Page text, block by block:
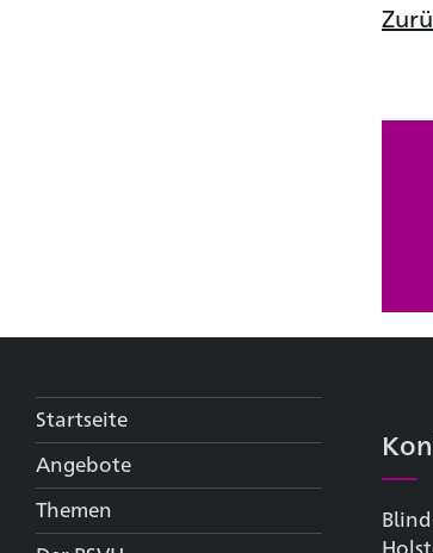
Startseite
Angebote
Themen